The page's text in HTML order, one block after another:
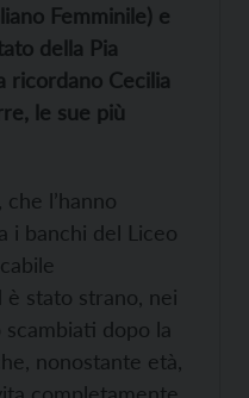
Femminile) e
della Pia
ricordano Cecilia
le sue più
l’hanno
i banchi del Liceo
è stato strano, nei
dopo la
nonostante età,
completamente